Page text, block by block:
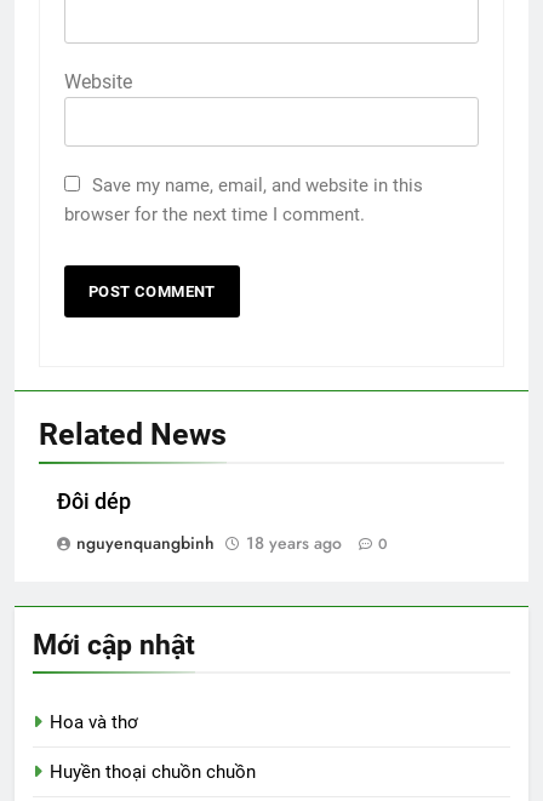
Website
Save my name, email, and website in this
browser for the next time I comment.
Related News
Đôi dép
nguyenquangbinh
18 years ago 0
Mới cập nhật
Hoa và thơ
Huyền thoại chuồn chuồn